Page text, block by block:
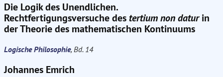
Die Logik des Unendlichen.
Rechtfertigungsversuche des tertium non daturin
der Theorie des mathematischen Kontinuums
Logische Philosophie, Bd. 14
Johannes Emrich